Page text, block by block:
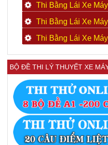
Thi Bằng Lái Xe
Thi Bằng Lái Xe
Thi Bằng Lái Xe
BỘ ĐỀ THI LÝ THUYẾT XE